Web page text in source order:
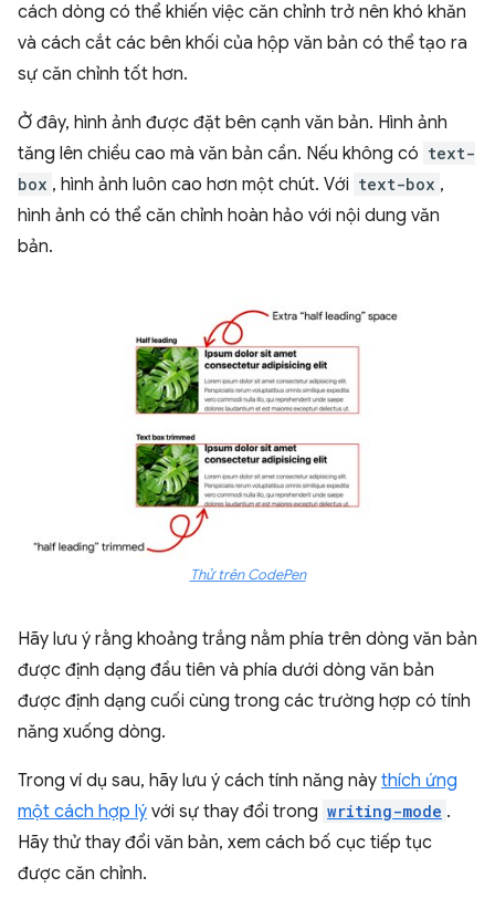
cách dòng có thể khiến việc căn chỉnh trở nên khó khăn
và cách cắt các bên khối của hộp văn bản có thể tạo ra
sự căn chỉnh tốt hơn.
Ở đây, hình ảnh được đặt bên cạnh văn bản. Hình ảnh
tăng lên chiều cao mà văn bản cần. Nếu không có text-
box , hình ảnh luôn cao hơn một chút. Với text-box ,
hình ảnh có thể căn chỉnh hoàn hảo với nội dung văn
bản.
Thử trên CodePen
Hãy lưu ý rằng khoảng trắng nằm phía trên dòng văn bản
được định dạng đầu tiên và phía dưới dòng văn bản
được định dạng cuối cùng trong các trường hợp có tính
năng xuống dòng.
Trong ví dụ sau, hãy lưu ý cách tính năng này thích ứng
một cách hợp lý với sự thay đổi trong writing-mode .
Hãy thử thay đổi văn bản, xem cách bố cục tiếp tục
được căn chỉnh.